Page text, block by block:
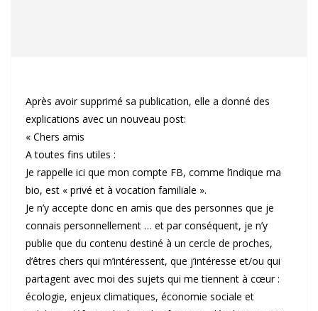
Après avoir supprimé sa publication, elle a donné des
explications avec un nouveau post:
« Chers amis
A toutes fins utiles :
Je rappelle ici que mon compte FB, comme l’indique ma
bio, est « privé et à vocation familiale ».
Je n’y accepte donc en amis que des personnes que je
connais personnellement … et par conséquent, je n’y
publie que du contenu destiné à un cercle de proches,
d’êtres chers qui m’intéressent, que j’intéresse et/ou qui
partagent avec moi des sujets qui me tiennent à cœur :
écologie, enjeux climatiques, économie sociale et